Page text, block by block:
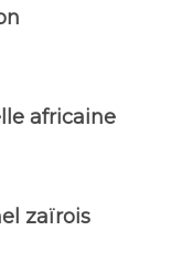
africaine
zaïrois